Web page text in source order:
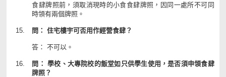
食肆牌照前，須取消現時的小食食肆牌照，因同一處所不可同
時領有兩個牌照。
問： 住宅樓宇可否用作經營食肆？
答： 不可以。
問： 學校、大專院校的飯堂如只供學生使用，是否須申領食肆
牌照？